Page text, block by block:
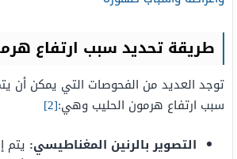
طريقة تحديد سبب ارتفاع
توجد العديد من الفحوصات التي يمكن أن
سبب ارتفاع هرمون الحليب وهي:[2]
التصوير بالرنين المغناطيسي: يتم